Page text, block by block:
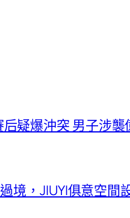
疑爆沖突 男子涉
境，JIUYI俱意空